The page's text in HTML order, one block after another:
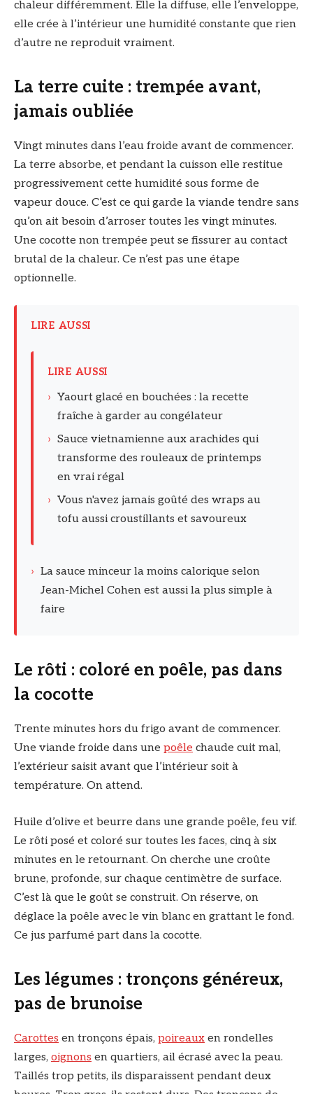
chaleur différemment. Elle la diffuse, elle l’enveloppe,
elle crée à l’intérieur une humidité constante que rien
d’autre ne reproduit vraiment.
La terre cuite : trempée avant,
jamais oubliée
Vingt minutes dans l’eau froide avant de commencer.
La terre absorbe, et pendant la cuisson elle restitue
progressivement cette humidité sous forme de
vapeur douce. C’est ce qui garde la viande tendre sans
qu’on ait besoin d’arroser toutes les vingt minutes.
Une cocotte non trempée peut se fissurer au contact
brutal de la chaleur. Ce n’est pas une étape
optionnelle.
LIRE AUSSI
LIRE AUSSI
› Yaourt glacé en bouchées : la recette
fraîche à garder au congélateur
› Sauce vietnamienne aux arachides qui
transforme des rouleaux de printemps
en vrai régal
› Vous n'avez jamais goûté des wraps au
tofu aussi croustillants et savoureux
› La sauce minceur la moins calorique selon
Jean-Michel Cohen est aussi la plus simple à
faire
Le rôti : coloré en poêle, pas dans
la cocotte
Trente minutes hors du frigo avant de commencer.
Une viande froide dans une poêle chaude cuit mal,
l’extérieur saisit avant que l’intérieur soit à
température. On attend.
Huile d’olive et beurre dans une grande poêle, feu vif.
Le rôti posé et coloré sur toutes les faces, cinq à six
minutes en le retournant. On cherche une croûte
brune, profonde, sur chaque centimètre de surface.
C’est là que le goût se construit. On réserve, on
déglace la poêle avec le vin blanc en grattant le fond.
Ce jus parfumé part dans la cocotte.
Les légumes : tronçons généreux,
pas de brunoise
Carottes en tronçons épais, poireaux en rondelles
larges, oignons en quartiers, ail écrasé avec la peau.
Taillés trop petits, ils disparaissent pendant deux